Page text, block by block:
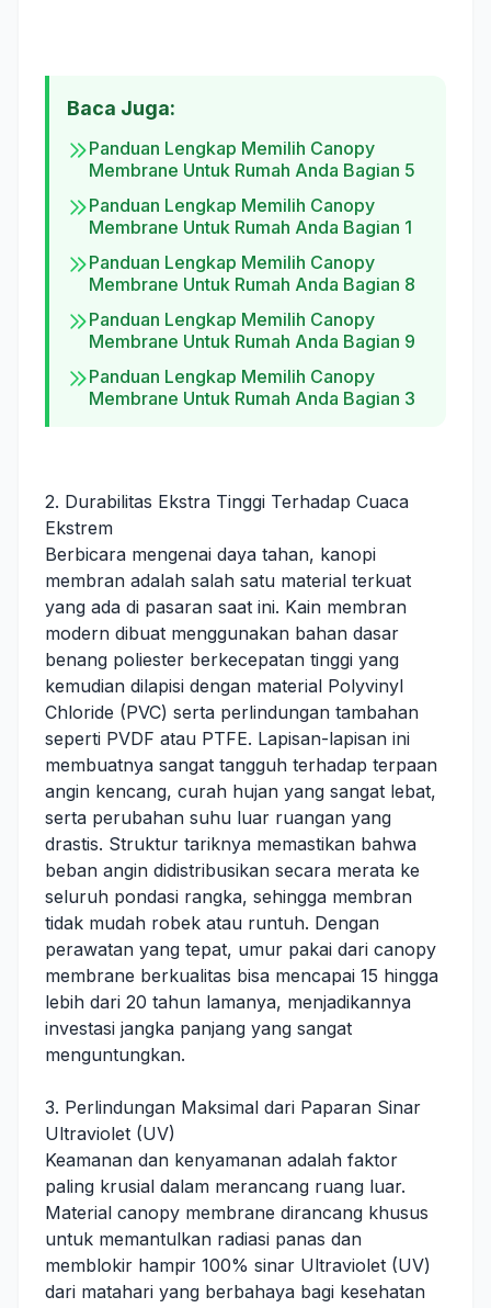
Baca Juga:
Panduan Lengkap Memilih Canopy
Membrane Untuk Rumah Anda Bagian 5
Panduan Lengkap Memilih Canopy
Membrane Untuk Rumah Anda Bagian 1
Panduan Lengkap Memilih Canopy
Membrane Untuk Rumah Anda Bagian 8
Panduan Lengkap Memilih Canopy
Membrane Untuk Rumah Anda Bagian 9
Panduan Lengkap Memilih Canopy
Membrane Untuk Rumah Anda Bagian 3
2. Durabilitas Ekstra Tinggi Terhadap Cuaca
Ekstrem
Berbicara mengenai daya tahan, kanopi
membran adalah salah satu material terkuat
yang ada di pasaran saat ini. Kain membran
modern dibuat menggunakan bahan dasar
benang poliester berkecepatan tinggi yang
kemudian dilapisi dengan material Polyvinyl
Chloride (PVC) serta perlindungan tambahan
seperti PVDF atau PTFE. Lapisan-lapisan ini
membuatnya sangat tangguh terhadap terpaan
angin kencang, curah hujan yang sangat lebat,
serta perubahan suhu luar ruangan yang
drastis. Struktur tariknya memastikan bahwa
beban angin didistribusikan secara merata ke
seluruh pondasi rangka, sehingga membran
tidak mudah robek atau runtuh. Dengan
perawatan yang tepat, umur pakai dari canopy
membrane berkualitas bisa mencapai 15 hingga
lebih dari 20 tahun lamanya, menjadikannya
investasi jangka panjang yang sangat
menguntungkan.
3. Perlindungan Maksimal dari Paparan Sinar
Ultraviolet (UV)
Keamanan dan kenyamanan adalah faktor
paling krusial dalam merancang ruang luar.
Material canopy membrane dirancang khusus
untuk memantulkan radiasi panas dan
memblokir hampir 100% sinar Ultraviolet (UV)
dari matahari yang berbahaya bagi kesehatan